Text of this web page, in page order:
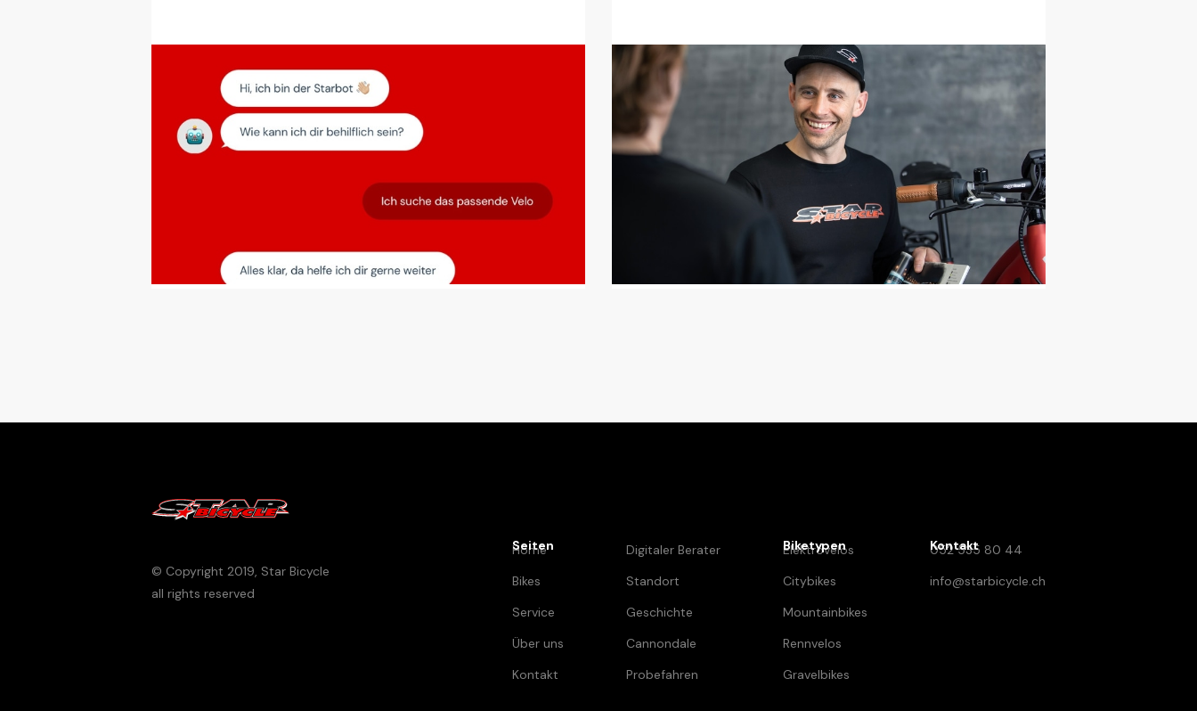
© Copyright 2019, Star Bicycle
all rights reserved
Seiten
Home
Bikes
Service
Über uns
Kontakt
Digitaler Berater
Standort
Geschichte
Cannondale
Probefahren
Biketypen
Elektrovelos
Citybikes
Mountainbikes
Rennvelos
Gravelbikes
Kontakt
052 535 80 44
info@starbicycle.ch